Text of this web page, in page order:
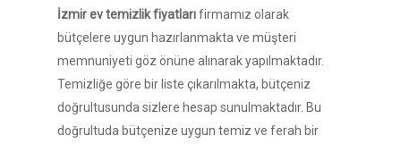
İzmir ev temizlik fiyatlarıfirmamız olarak
bütçelere uygun hazırlanmakta ve müşteri
memnuniyeti göz önüne alınarak yapılmaktadır.
Temizliğe göre bir liste çıkarılmakta, bütçeniz
doğrultusunda sizlere hesap sunulmaktadır. Bu
doğrultuda bütçenize uygun temiz ve ferah bir